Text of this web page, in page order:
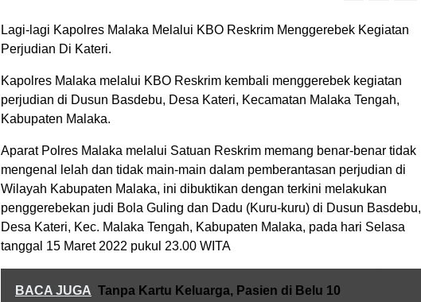
Lagi-lagi Kapolres Malaka Melalui KBO Reskrim Menggerebek Kegiatan
Perjudian Di Kateri.
Kapolres Malaka melalui KBO Reskrim kembali menggerebek kegiatan
perjudian di Dusun Basdebu, Desa Kateri, Kecamatan Malaka Tengah,
Kabupaten Malaka.
Aparat Polres Malaka melalui Satuan Reskrim memang benar-benar tidak
mengenal lelah dan tidak main-main dalam pemberantasan perjudian di
Wilayah Kabupaten Malaka, ini dibuktikan dengan terkini melakukan
penggerebekan judi Bola Guling dan Dadu (Kuru-kuru) di Dusun Basdebu,
Desa Kateri, Kec. Malaka Tengah, Kabupaten Malaka, pada hari Selasa
tanggal 15 Maret 2022 pukul 23.00 WITA
BACA JUGA Tanpa Kartu Keluarga, Pasien di Belu 10